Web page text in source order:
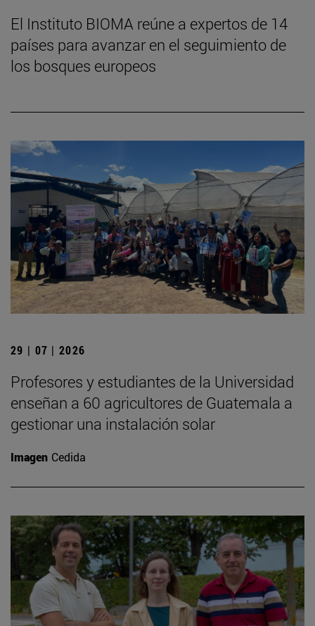
El Instituto BIOMA reúne a expertos de 14
países para avanzar en el seguimiento de
los bosques europeos
29 | 07 | 2026
Profesores y estudiantes de la Universidad
enseñan a 60 agricultores de Guatemala a
gestionar una instalación solar
Imagen Cedida